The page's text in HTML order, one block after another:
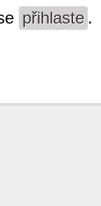
přihlaste .